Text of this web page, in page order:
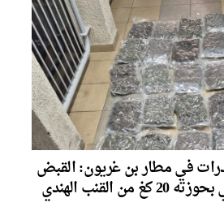
مطار بن غريون: القبض